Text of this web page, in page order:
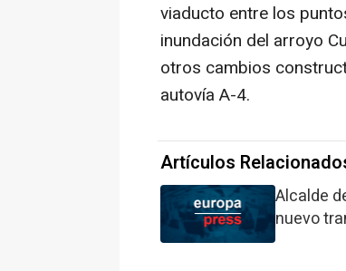
viaducto entre los
inundación del arroyo
otros cambios
autovía A-4.
Artículos
Alcalde
nuevo